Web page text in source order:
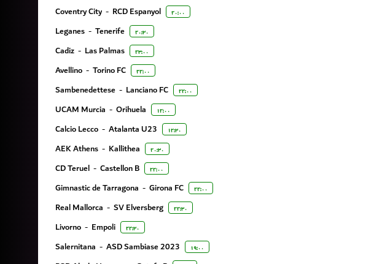
Coventry City - RCD Espanyol ۲۰:۰۰
Leganes - Tenerife ۲۰:۳۰
Cadiz - Las Palmas ۲۳:۰۰
Avellino - Torino FC ۲۲:۰۰
Sambenedettese - Lanciano FC ۲۲:۰۰
UCAM Murcia - Orihuela ۱۲:۰۰
Calcio Lecco - Atalanta U23 ۱۲:۳۰
AEK Athens - Kallithea ۲۰:۳۰
CD Teruel - Castellon B ۲۲:۰۰
Gimnastic de Tarragona - Girona FC ۲۲:۰۰
Real Mallorca - SV Elversberg ۲۲:۳۰
Livorno - Empoli ۲۲:۳۰
Salernitana - ASD Sambiase 2023 ۱۹:۰۰